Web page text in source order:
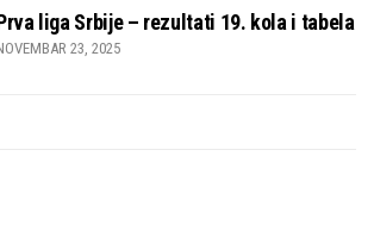
liga Srbije – rezultati 19. kola i tabela
23, 2025